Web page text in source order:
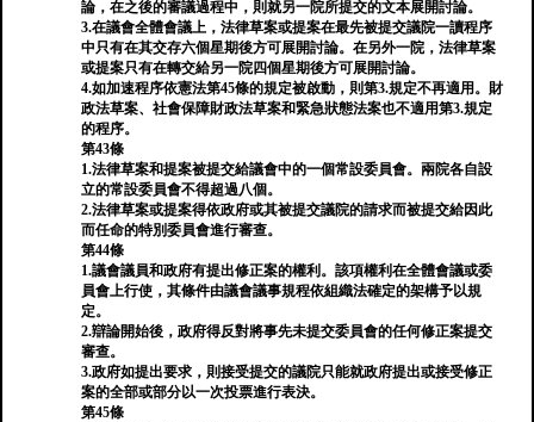
論，在之後的審議過程中，則就另一院所提交的文本展開討論。
3.在議會全體會議上，法律草案或提案在最先被提交議院一讀程序
中只有在其交存六個星期後方可展開討論。在另外一院，法律草案
或提案只有在轉交給另一院四個星期後方可展開討論。
4.如加速程序依憲法第45條的規定被啟動，則第3.規定不再適用。財
政法草案、社會保障財政法草案和緊急狀態法案也不適用第3.規定
的程序。
第43條
1.法律草案和提案被提交給議會中的一個常設委員會。兩院各自設
立的常設委員會不得超過八個。
2.法律草案或提案得依政府或其被提交議院的請求而被提交給因此
而任命的特別委員會進行審查。
第44條
1.議會議員和政府有提出修正案的權利。該項權利在全體會議或委
員會上行使，其條件由議會議事規程依組織法確定的架構予以規
定。
2.辯論開始後，政府得反對將事先未提交委員會的任何修正案提交
審查。
3.政府如提出要求，則接受提交的議院只能就政府提出或接受修正
案的全部或部分以一次投票進行表決。
第45條